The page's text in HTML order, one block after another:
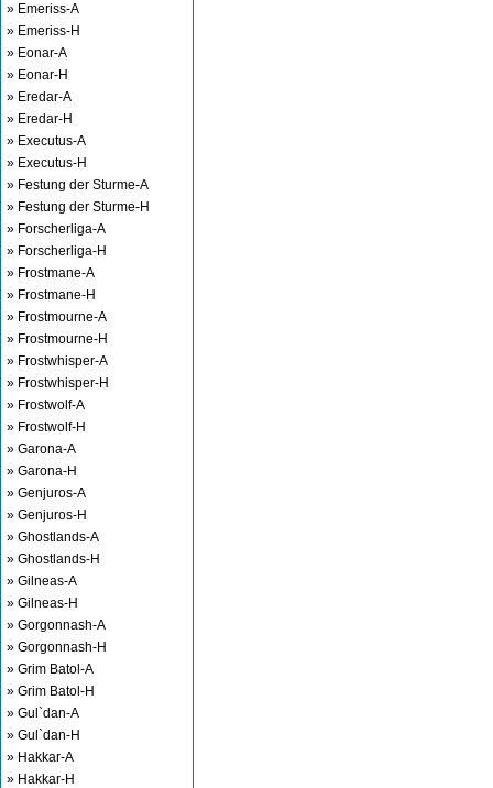
» Emeriss-A
» Emeriss-H
» Eonar-A
» Eonar-H
» Eredar-A
» Eredar-H
» Executus-A
» Executus-H
» Festung der Sturme-A
» Festung der Sturme-H
» Forscherliga-A
» Forscherliga-H
» Frostmane-A
» Frostmane-H
» Frostmourne-A
» Frostmourne-H
» Frostwhisper-A
» Frostwhisper-H
» Frostwolf-A
» Frostwolf-H
» Garona-A
» Garona-H
» Genjuros-A
» Genjuros-H
» Ghostlands-A
» Ghostlands-H
» Gilneas-A
» Gilneas-H
» Gorgonnash-A
» Gorgonnash-H
» Grim Batol-A
» Grim Batol-H
» Gul`dan-A
» Gul`dan-H
» Hakkar-A
» Hakkar-H